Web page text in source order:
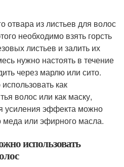
отвара из листьев для волос
необходимо взять горсть
листьев и залить их
нужно настоять в течение
через марлю или сито.
как
волос или как маску,
усиления эффекта можно
меда или эфирного масла.
использовать